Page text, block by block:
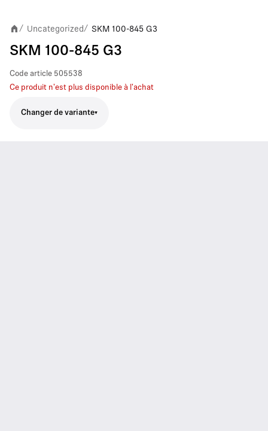
/ Uncategorized/ SKM 100-845 G3
SKM 100-845 G3
Code article 505538
Ce produit n'est plus disponible à l'achat
Changer de variante